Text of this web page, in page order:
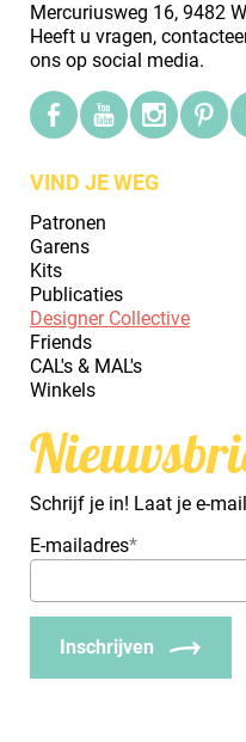
Mercuriusweg 16, 9482
Heeft u vragen,
ons op social media.
VIND JE WEG
Patronen
Garens
Kits
Publicaties
Designer Collective
Friends
CAL's & MAL's
Winkels
Schrijf je in! Laat je e-
E-mailadres*
Inschrijven